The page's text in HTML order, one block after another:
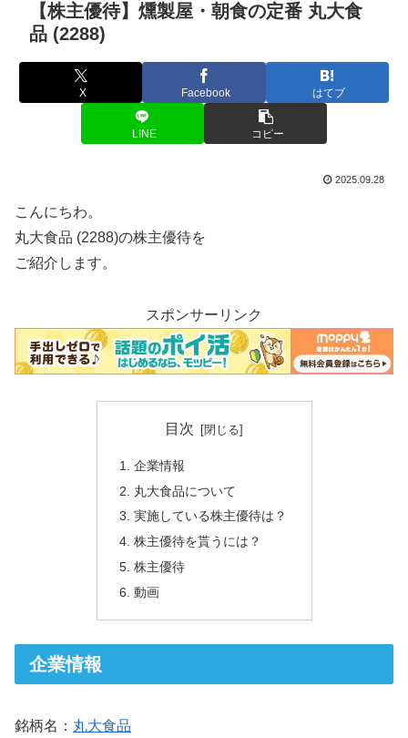
【株主優待】燻製屋・朝食の定番 丸大食
品 (2288)
X Facebook はてブ
LINE コピー
2025.09.28
こんにちわ。
丸大食品 (2288)の株主優待を
ご紹介します。
スポンサーリンク
目次
企業情報
丸大食品について
実施している株主優待は？
株主優待を貰うには？
株主優待
動画
企業情報
銘柄名： 丸大食品